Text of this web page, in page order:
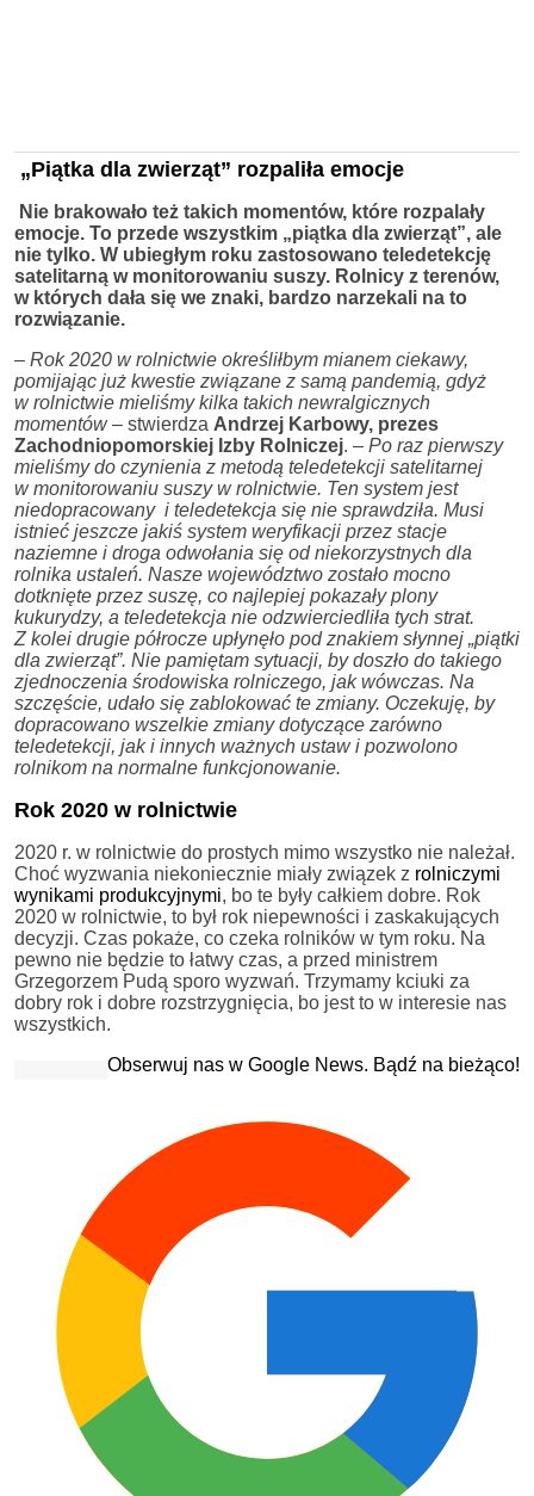
„Piątka dla zwierząt” rozpaliła emocje
Nie brakowało też takich momentów, które rozpalały
emocje. To przede wszystkim „piątka dla zwierząt”, ale
nie tylko. W ubiegłym roku zastosowano teledetekcję
satelitarną w monitorowaniu suszy. Rolnicy z terenów,
w których dała się we znaki, bardzo narzekali na to
rozwiązanie.
– Rok 2020 w rolnictwie określiłbym mianem ciekawy,
pomijając już kwestie związane z samą pandemią, gdyż
w rolnictwie mieliśmy kilka takich newralgicznych
momentów – stwierdza Andrzej Karbowy, prezes
Zachodniopomorskiej Izby Rolniczej. – Po raz pierwszy
mieliśmy do czynienia z metodą teledetekcji satelitarnej
w monitorowaniu suszy w rolnictwie. Ten system jest
niedopracowany i teledetekcja się nie sprawdziła. Musi
istnieć jeszcze jakiś system weryfikacji przez stacje
naziemne i droga odwołania się od niekorzystnych dla
rolnika ustaleń. Nasze województwo zostało mocno
dotknięte przez suszę, co najlepiej pokazały plony
kukurydzy, a teledetekcja nie odzwierciedliła tych strat.
Z kolei drugie półrocze upłynęło pod znakiem słynnej „piątki
dla zwierząt”. Nie pamiętam sytuacji, by doszło do takiego
zjednoczenia środowiska rolniczego, jak wówczas. Na
szczęście, udało się zablokować te zmiany. Oczekuję, by
dopracowano wszelkie zmiany dotyczące zarówno
teledetekcji, jak i innych ważnych ustaw i pozwolono
rolnikom na normalne funkcjonowanie.
Rok 2020 w rolnictwie
2020 r. w rolnictwie do prostych mimo wszystko nie należał.
Choć wyzwania niekoniecznie miały związek z rolniczymi
wynikami produkcyjnymi, bo te były całkiem dobre. Rok
2020 w rolnictwie, to był rok niepewności i zaskakujących
decyzji. Czas pokaże, co czeka rolników w tym roku. Na
pewno nie będzie to łatwy czas, a przed ministrem
Grzegorzem Pudą sporo wyzwań. Trzymamy kciuki za
dobry rok i dobre rozstrzygnięcia, bo jest to w interesie nas
wszystkich.
Obserwuj nas w Google News. Bądź na bieżąco!